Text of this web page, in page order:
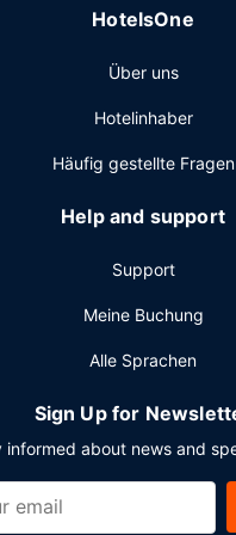
HotelsOne
Über uns
Hotelinhaber
Häufig gestellte Fragen
Help and support
Support
Meine Buchung
Alle Sprachen
Sign Up for
informed about news and